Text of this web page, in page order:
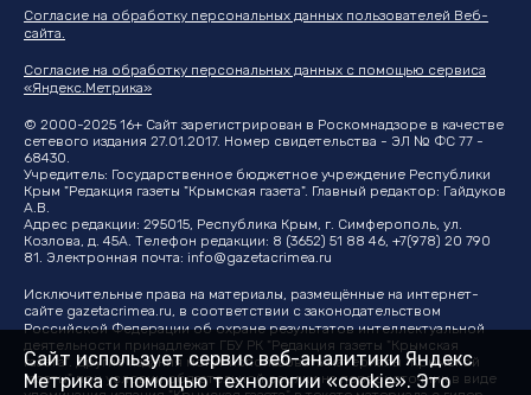
Согласие на обработку персональных данных пользователей Веб-
сайта.
Согласие на обработку персональных данных с помощью сервиса
«Яндекс.Метрика»
© 2000-2025 16+ Сайт зарегистрирован в Роскомнадзоре в качестве
сетевого издания 27.01.2017. Номер свидетельства - ЭЛ № ФС 77 -
68430.
Учредитель: Государственное бюджетное учреждение Республики
Крым "Редакция газеты "Крымская газета". Главный редактор: Гайдуков
А.В.
Адрес редакции: 295015, Республика Крым, г. Симферополь, ул.
Козлова, д. 45А. Телефон редакции: 8 (3652) 51 88 46, +7(978) 20 790
81. Электронная почта: info@gazetacrimea.ru
Исключительные права на материалы, размещённые на интернет-
сайте gazetacrimea.ru, в соответствии с законодательством
Российской Федерации об охране результатов интеллектуальной
деятельности принадлежат ГБУ РК "Редакция газеты "Крымская
газета". Другие издания могут использовать материалы "Крымской
газеты" при условии обязательной ссылки на первоисточник в виде
Сайт использует сервис веб-аналитики Яндекс
Метрика с помощью технологии «cookie». Это